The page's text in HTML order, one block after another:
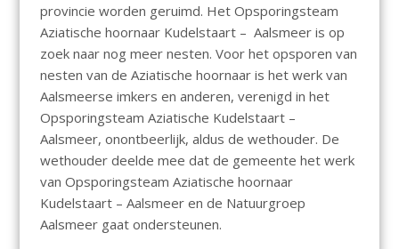
provincie worden geruimd. Het Opsporingsteam
Aziatische hoornaar Kudelstaart – Aalsmeer is op
zoek naar nog meer nesten. Voor het opsporen van
nesten van de Aziatische hoornaar is het werk van
Aalsmeerse imkers en anderen, verenigd in het
Opsporingsteam Aziatische Kudelstaart –
Aalsmeer, onontbeerlijk, aldus de wethouder. De
wethouder deelde mee dat de gemeente het werk
van Opsporingsteam Aziatische hoornaar
Kudelstaart – Aalsmeer en de Natuurgroep
Aalsmeer gaat ondersteunen.